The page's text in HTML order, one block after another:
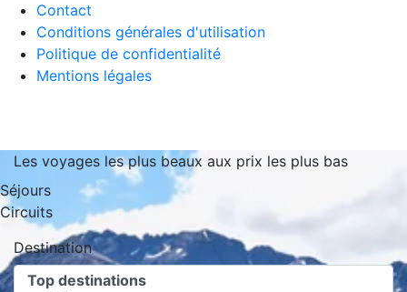
Contact
Conditions générales d'utilisation
Politique de confidentialité
Mentions légales
Les voyages les plus beaux aux prix les plus bas
Séjours
Circuits
Destination